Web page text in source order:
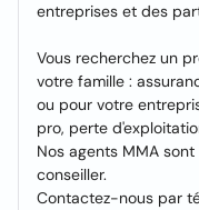
entreprises et des
Vous recherchez un
votre famille :
ou pour votre
pro, perte
Nos agents MMA
conseiller.
Contactez-nous par